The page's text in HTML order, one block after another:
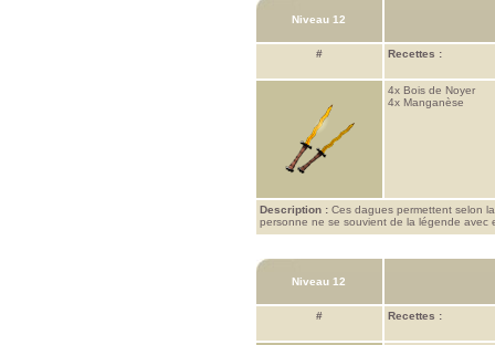
Niveau 12
# Recettes :
4x Bois de Noyer
4x Manganèse
Description : Ces dagues permettent selon
personne ne se souvient de la légende avec
Niveau 12
# Recettes :